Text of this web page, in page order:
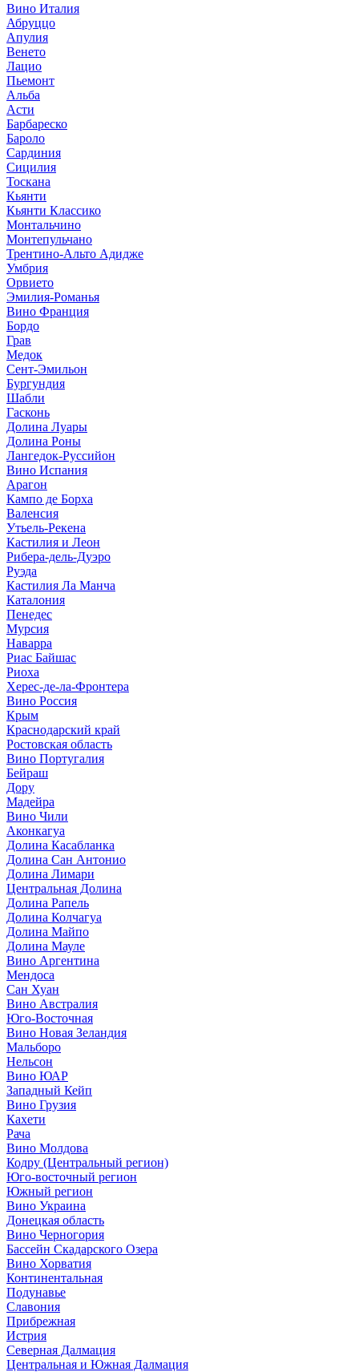
Вино Италия
Абруццо
Апулия
Венето
Лацио
Пьемонт
Альба
Асти
Барбареско
Бароло
Сардиния
Сицилия
Тоскана
Кьянти
Кьянти Классико
Монтальчино
Монтепульчано
Трентино-Альто Адидже
Умбрия
Орвието
Эмилия-Романья
Вино Франция
Бордо
Грав
Медок
Сент-Эмильон
Бургундия
Шабли
Гасконь
Долина Луары
Долина Роны
Лангедок-Руссийон
Вино Испания
Арагон
Кампо де Борха
Валенсия
Утьель-Рекена
Кастилия и Леон
Рибера-дель-Дуэро
Руэда
Кастилия Ла Манча
Каталония
Пенедес
Мурсия
Наварра
Риас Байшас
Риоха
Херес-де-ла-Фронтера
Вино Россия
Крым
Краснодарский край
Ростовская область
Вино Португалия
Бейраш
Дору
Мадейра
Вино Чили
Аконкагуа
Долина Касабланка
Долина Сан Антонио
Долина Лимари
Центральная Долина
Долина Рапель
Долина Колчагуа
Долина Майпо
Долина Мауле
Вино Аргентина
Мендоса
Сан Хуан
Вино Австралия
Юго-Восточная
Вино Новая Зеландия
Мальборо
Нельсон
Вино ЮАР
Западный Кейп
Вино Грузия
Кахети
Рача
Вино Молдова
Кодру (Центральный регион)
Юго-восточный регион
Южный регион
Вино Украина
Донецкая область
Вино Черногория
Бассейн Скадарского Озера
Вино Хорватия
Континентальная
Подунавье
Славония
Прибрежная
Истрия
Северная Далмация
Центральная и Южная Далмация